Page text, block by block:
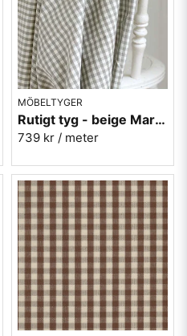
MÖBELTYGER
Rutigt tyg - beige Margaretaruta 1200-09
739 kr / meter